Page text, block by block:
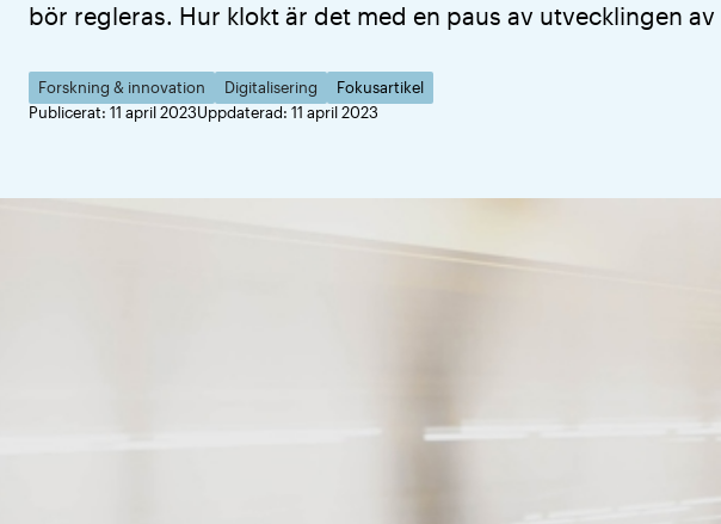
bör regleras. Hur klokt är det med en paus av utvecklingen
Forskning & innovation Digitalisering
Fokusartikel
Publicerat: 11 april 2023Uppdaterad: 11 april 2023